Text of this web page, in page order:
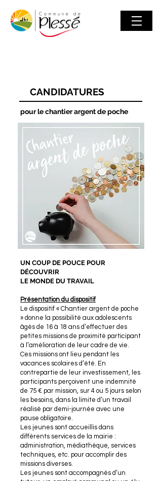
CANDIDATURES
pour le chantier argent de poche
UN COUP DE POUCE POUR
DÉCOUVRIR
LE MONDE DU TRAVAIL
Présentation du dispositif
Le dispositif « Chantier argent de poche
» donne la possibilité aux adolescents
âgés de 16 à 18 ans d’effectuer des
petites missions de proximité participant
à l’amélioration de leur cadre de vie.
Ces missions ont lieu pendant les
vacances scolaires d’été. En
contrepartie de leur investissement, les
participants perçoivent une indemnité
de 75 € par mission, sur 4 ou 5 jours selon
les besoins, dans la limite d’un travail
réalisé par demi-journée avec une
pause obligatoire.
Les jeunes sont accueillis dans
différents services de la mairie :
administration, médiathèque, services
techniques, etc. pour accomplir des
missions diverses.
Les jeunes sont accompagnés d’un